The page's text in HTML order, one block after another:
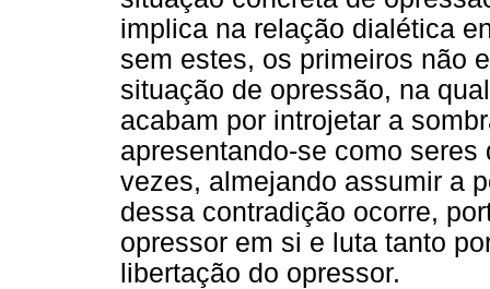
implica na relação dialética
sem estes, os primeiros não
situação de opressão, na
acabam por introjetar a
apresentando-se como
vezes, almejando assumir a
dessa contradição ocorre,
opressor em si e luta tanto
libertação do opressor.